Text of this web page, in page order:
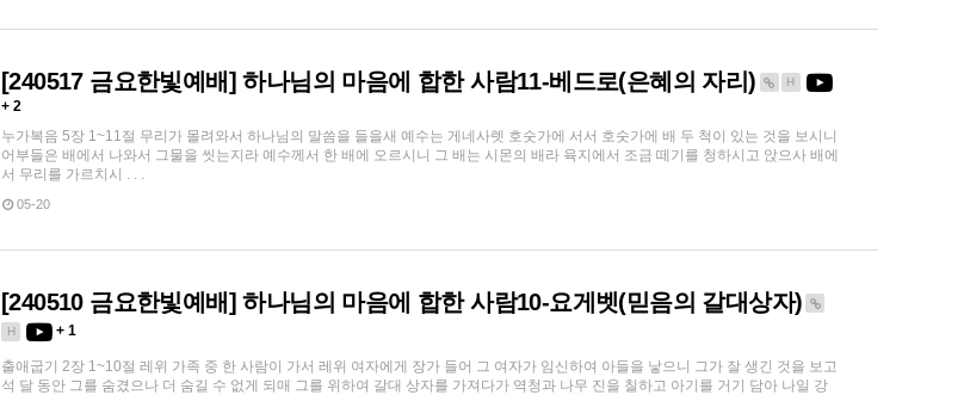
[240517 금요한빛예배] 하나님의 마음에 합한 사람11-베드로(은혜의 자리) H
+ 2
누가복음 5장 1~11절 무리가 몰려와서 하나님의 말씀을 들을새 예수는 게네사렛 호숫가에 서서 호숫가에 배 두 척이 있는 것을 보시니
어부들은 배에서 나와서 그물을 씻는지라 예수께서 한 배에 오르시니 그 배는 시몬의 배라 육지에서 조금 떼기를 청하시고 앉으사 배에
서 무리를 가르치시 . . .
05-20
[240510 금요한빛예배] 하나님의 마음에 합한 사람10-요게벳(믿음의 갈대상자)
H + 1
출애굽기 2장 1~10절 레위 가족 중 한 사람이 가서 레위 여자에게 장가 들어 그 여자가 임신하여 아들을 낳으니 그가 잘 생긴 것을 보고
석 달 동안 그를 숨겼으나 더 숨길 수 없게 되매 그를 위하여 갈대 상자를 가져다가 역청과 나무 진을 칠하고 아기를 거기 담아 나일 강